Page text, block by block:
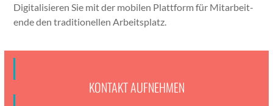
Dig­i­tal­isieren Sie mit der mobilen Plat­tform für Mitar­bei­t­
ende den tra­di­tionellen Arbeit­splatz.
KON­TAKT AUFNEHMEN